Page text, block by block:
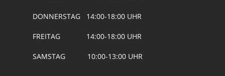
DONNERSTAG 14:00-18:00 UHR
FREITAG 14:00-18:00 UHR
SAMSTAG 10:00-13:00 UHR